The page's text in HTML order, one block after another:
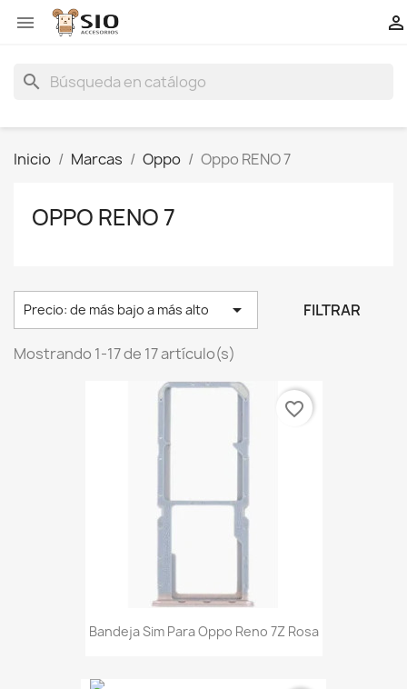
 
search
Inicio Marcas Oppo Oppo RENO 7
OPPO RENO 7
Precio: de más bajo a más alto  FILTRAR
Mostrando 1-17 de 17 artículo(s)
Bandeja Sim Para Oppo Reno 7Z Rosa
favorite_border